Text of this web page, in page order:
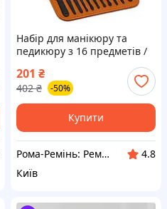
Набір для манікюру та
педикюру з 16 предметів /
інструментів 16 в 1 з
нержавіючої сталі у футлярі
KL-72
201 ₴
402 ₴ -50%
Купити
Рома-Ремінь: Ремені, гаманці та аксесуари
4.8
Київ